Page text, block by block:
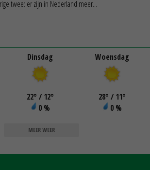
twee: er zijn in Nederland meer...
Dinsdag
22° / 12°
0 %
Woensdag
28° / 11°
0 %
MEER WEER